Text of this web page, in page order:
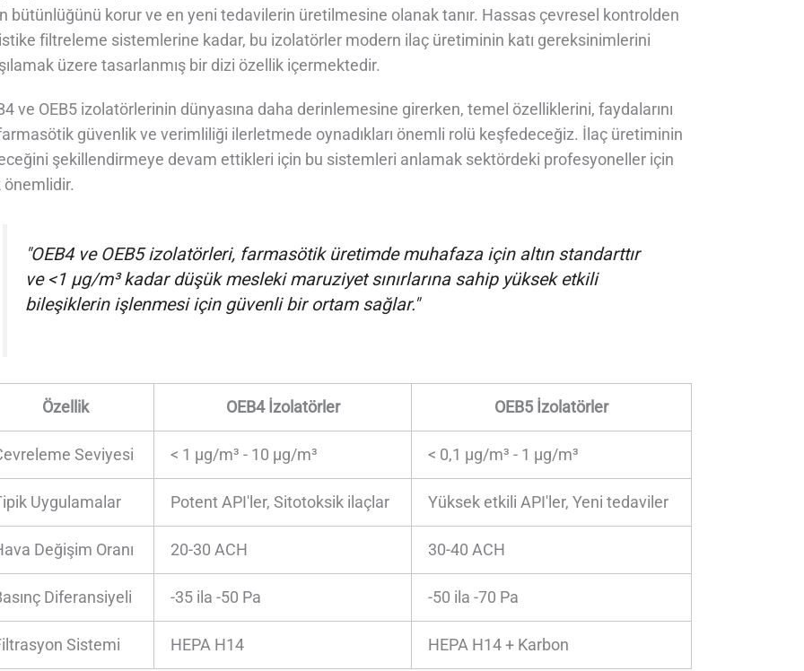
bütünlüğünü korur ve en yeni tedavilerin üretilmesine olanak tanır. Hassas çevresel kontrolden
filtreleme sistemlerine kadar, bu izolatörler modern ilaç üretiminin katı gereksinimlerini
üzere tasarlanmış bir dizi özellik içermektedir.
ve OEB5 izolatörlerinin dünyasına daha derinlemesine girerken, temel özelliklerini, faydalarını
güvenlik ve verimliliği ilerletmede oynadıkları önemli rolü keşfedeceğiz. İlaç üretiminin
şekillendirmeye devam ettikleri için bu sistemleri anlamak sektördeki profesyoneller için
önemlidir.
"OEB4 ve OEB5 izolatörleri, farmasötik üretimde muhafaza için altın standarttır
ve <1 μg/m³ kadar düşük mesleki maruziyet sınırlarına sahip yüksek etkili
bileşiklerin işlenmesi için güvenli bir ortam sağlar."
Özellik OEB4 İzolatörler OEB5 İzolatörler
Seviyesi < 1 μg/m³ - 10 μg/m³ < 0,1 μg/m³ - 1 μg/m³
Uygulamalar Potent API'ler, Sitotoksik ilaçlar Yüksek etkili API'ler, Yeni tedaviler
Değişim Oranı 20-30 ACH 30-40 ACH
Diferansiyeli -35 ila -50 Pa -50 ila -70 Pa
Sistemi HEPA H14 HEPA H14 + Karbon